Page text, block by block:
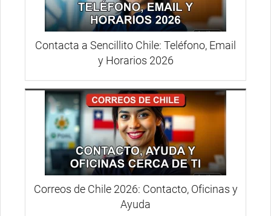
Contacta a Sencillito Chile: Teléfono, Email
y Horarios 2026
Correos de Chile 2026: Contacto, Oficinas y
Ayuda